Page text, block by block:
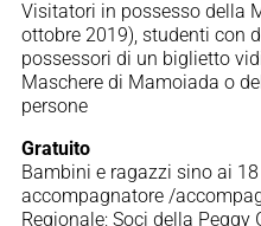
Visitatori in possesso della
ottobre 2019), studenti con
possessori di un biglietto
Maschere di Mamoiada o
persone
Gratuito
Bambini e ragazzi sino ai
accompagnatore /
Regionale; Soci della